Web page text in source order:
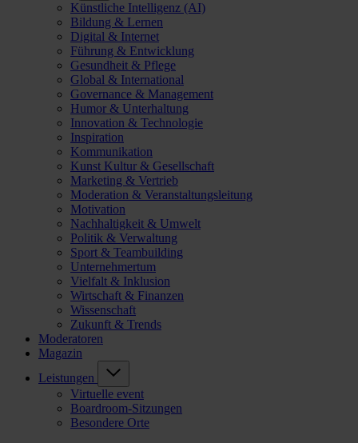
Künstliche Intelligenz (AI)
Bildung & Lernen
Digital & Internet
Führung & Entwicklung
Gesundheit & Pflege
Global & International
Governance & Management
Humor & Unterhaltung
Innovation & Technologie
Inspiration
Kommunikation
Kunst Kultur & Gesellschaft
Marketing & Vertrieb
Moderation & Veranstaltungsleitung
Motivation
Nachhaltigkeit & Umwelt
Politik & Verwaltung
Sport & Teambuilding
Unternehmertum
Vielfalt & Inklusion
Wirtschaft & Finanzen
Wissenschaft
Zukunft & Trends
Moderatoren
Magazin
Leistungen
Virtuelle event
Boardroom-Sitzungen
Besondere Orte